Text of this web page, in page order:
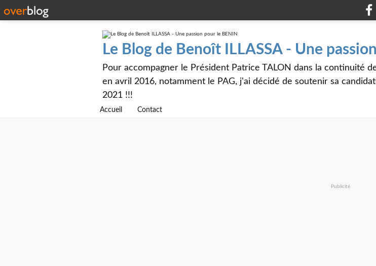
Le Blog de Benoît ILLASSA - Une
Pour accompagner le Président Patrice TALON dans la continuité
en avril 2016, notamment le PAG, j'ai décidé de soutenir sa
2021 !!!
Accueil Contact
Publicité